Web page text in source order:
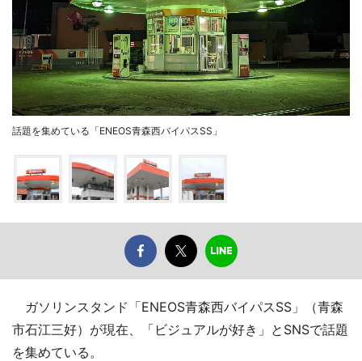
話題を集めている「ENEOS青森西バイパスSS」
ガソリンスタンド「ENEOS青森西バイパスSS」（青森
市石江三好）が現在、「ビジュアルが好き」とSNSで話題
を集めている。